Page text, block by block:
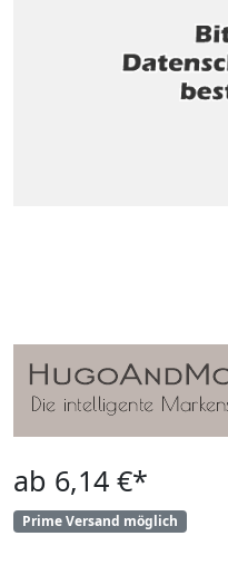
ab 6,14 €*
Prime Versand möglich